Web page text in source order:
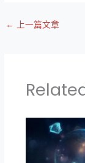
← 上一篇文章